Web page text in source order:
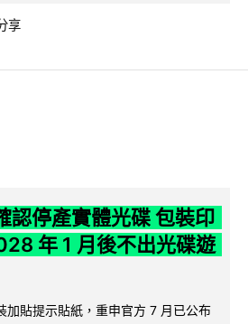
享
認停產實體光碟 包裝印
年 1 月後不出光碟遊
加貼提示貼紙，重申官方 7 月已公布